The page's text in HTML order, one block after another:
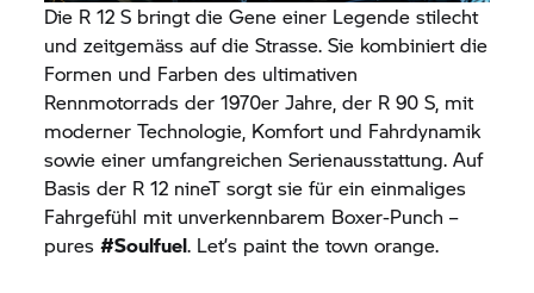
Die R 12 S bringt die Gene einer Legende stilecht
und zeitgemäss auf die Strasse. Sie kombiniert die
Formen und Farben des ultimativen
Rennmotorrads der 1970er Jahre, der R 90 S, mit
moderner Technologie, Komfort und Fahrdynamik
sowie einer umfangreichen Serienausstattung. Auf
Basis der R 12 nineT sorgt sie für ein einmaliges
Fahrgefühl mit unverkennbarem Boxer-Punch –
pures#Soulfuel. Let’s paint the town orange.